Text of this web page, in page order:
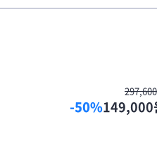
-50%149,000